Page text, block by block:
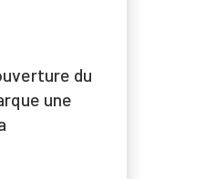
du
une